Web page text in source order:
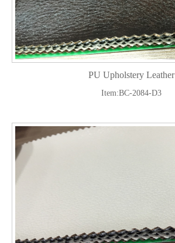
PU Upholstery Leather
Item:BC-2084-D3